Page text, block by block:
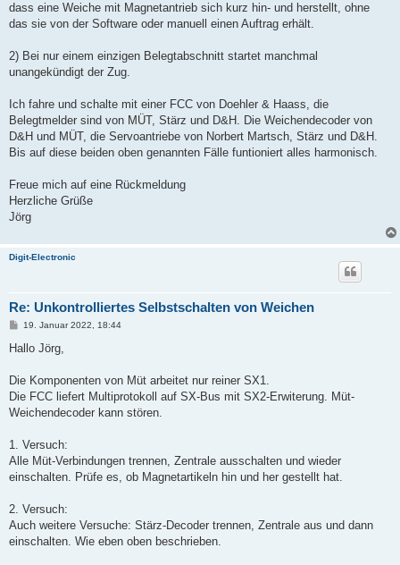
dass eine Weiche mit Magnetantrieb sich kurz hin- und herstellt, ohne
das sie von der Software oder manuell einen Auftrag erhält.
2) Bei nur einem einzigen Belegtabschnitt startet manchmal
unangekündigt der Zug.
Ich fahre und schalte mit einer FCC von Doehler & Haass, die
Belegtmelder sind von MÜT, Stärz und D&H. Die Weichendecoder von
D&H und MÜT, die Servoantriebe von Norbert Martsch, Stärz und D&H.
Bis auf diese beiden oben genannten Fälle funtioniert alles harmonisch.
Freue mich auf eine Rückmeldung
Herzliche Grüße
Jörg
Digit-Electronic
Re: Unkontrolliertes Selbstschalten von Weichen
B
i
a
19. Januar 2022, 18:44
Hallo Jörg,
Die Komponenten von Müt arbeitet nur reiner SX1.
Die FCC liefert Multiprotokoll auf SX-Bus mit SX2-Erwiterung. Müt-
Weichendecoder kann stören.
1. Versuch:
Alle Müt-Verbindungen trennen, Zentrale ausschalten und wieder
einschalten. Prüfe es, ob Magnetartikeln hin und her gestellt hat.
2. Versuch:
Auch weitere Versuche: Stärz-Decoder trennen, Zentrale aus und dann
einschalten. Wie eben oben beschrieben.